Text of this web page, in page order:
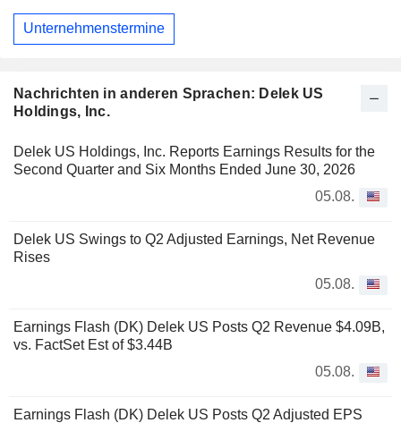
Nachrichten in anderen Sprachen: Delek US
Holdings, Inc.
Delek US Holdings, Inc. Reports Earnings Results for the
Second Quarter and Six Months Ended June 30, 2026
05.08.
Delek US Swings to Q2 Adjusted Earnings, Net Revenue
Rises
05.08.
Earnings Flash (DK) Delek US Posts Q2 Revenue $4.09B,
vs. FactSet Est of $3.44B
05.08.
Earnings Flash (DK) Delek US Posts Q2 Adjusted EPS
Unternehmenstermine